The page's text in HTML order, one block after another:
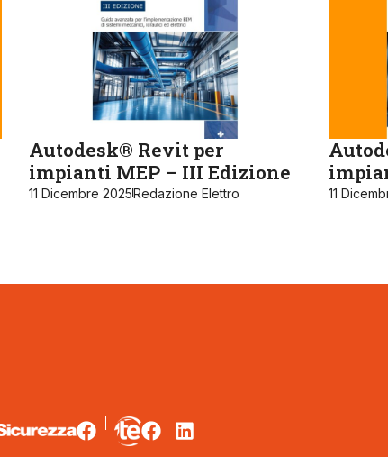
Autodesk® Revit per
impianti MEP – III Edizione
11 Dicembre 2025Redazione Elettro 11